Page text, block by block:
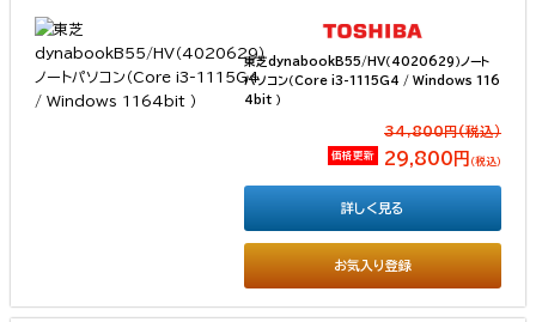
東芝dynabookB55/HV（4020629）ノート
パソコン（Core i3-1115G4 / Windows 116
4bit ）
34,800円(税込）
価格更新 29,800円 （税込）
お気入り登録
詳しく見る